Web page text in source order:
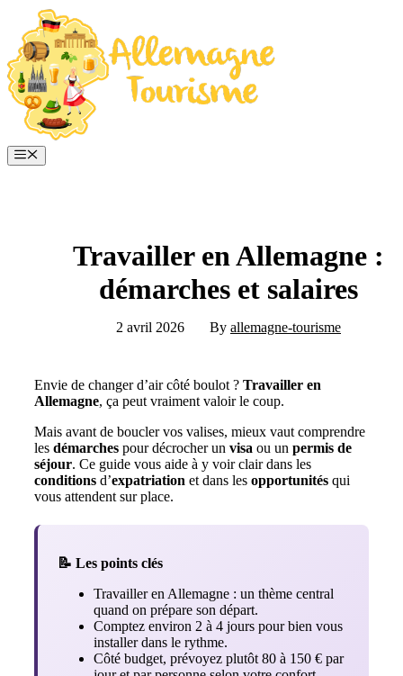
contenu
Menu
Travailler en Allemagne :
démarches et salaires
2 avril 2026 By allemagne-tourisme
Envie de changer d’air côté boulot ? Travailler en
Allemagne, ça peut vraiment valoir le coup.
Mais avant de boucler vos valises, mieux vaut comprendre
les démarches pour décrocher un visa ou un permis de
séjour. Ce guide vous aide à y voir clair dans les
conditions d’expatriation et dans les opportunités qui
vous attendent sur place.
📝 Les points clés
Travailler en Allemagne : un thème central
quand on prépare son départ.
Comptez environ 2 à 4 jours pour bien vous
installer dans le rythme.
Côté budget, prévoyez plutôt 80 à 150 € par